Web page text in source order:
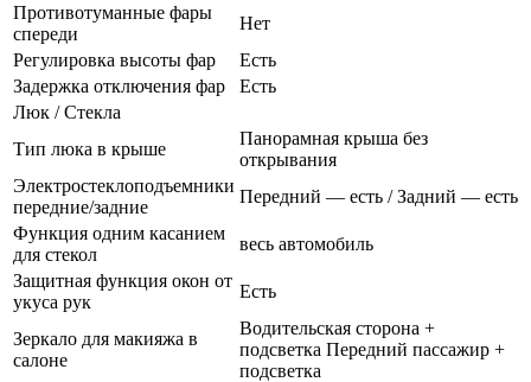
Противотуманные фары
спереди
Нет
Регулировка высоты фар
Есть
Задержка отключения фар
Есть
Люк / Стекла
Тип люка в крыше
Панорамная крыша без
открывания
Электростеклоподъемники
передние/задние
Передний — есть / Задний — есть
Функция одним касанием
для стекол
весь автомобиль
Защитная функция окон от
укуса рук
Есть
Зеркало для макияжа в
салоне
Водительская сторона +
подсветка Передний пассажир +
подсветка